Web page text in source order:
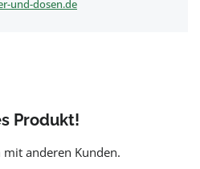
und-dosen.de
Produkt!
mit anderen Kunden.